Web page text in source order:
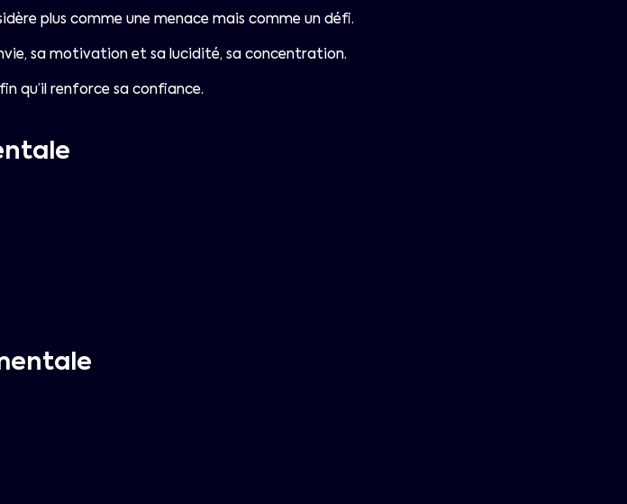
plus comme une menace mais comme un défi.
sa motivation et sa lucidité, sa concentration.
qu’il renforce sa confiance.